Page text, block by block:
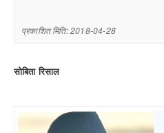
प्रकाशित मिति: 2018-04-28
सोबिता रिसाल